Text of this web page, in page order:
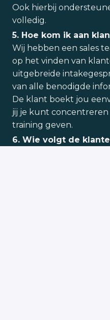
Ook hierbij
volledig.
5. Hoe kom ik aan
Wij hebben een sales
op het vinden van
uitgebreide
van alle benodigde
De klant boekt jou
jij je kunt
training geven.
6. Wie volgt de